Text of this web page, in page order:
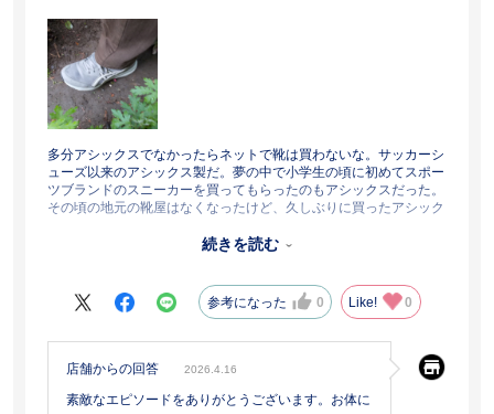
多分アシックスでなかったらネットで靴は買わないな。サッカーシ
ューズ以来のアシックス製だ。夢の中で小学生の頃に初めてスポー
ツブランドのスニーカーを買ってもらったのもアシックスだった。
その頃の地元の靴屋はなくなったけど、久しぶりに買ったアシック
アディダスやルコック、NB、ナイキと色々履いてきた結果、老い
さ。もう他の靴が怖い！
オニツカタイガーのネット記事を見て、久しぶりスポーツスニーカ
続きを読む
参考になった 0 Like! 0
店舗からの回答 2026.4.16
素敵なエピソードをありがとうございます。お体に